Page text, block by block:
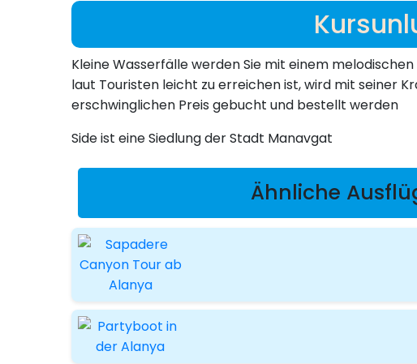
Kleine Wasserfälle werden Sie mit einem
laut Touristen leicht zu erreichen ist, wird mit seiner
erschwinglichen Preis gebucht und bestellt werden
Side ist eine Siedlung der Stadt Manavgat
Ähnliche